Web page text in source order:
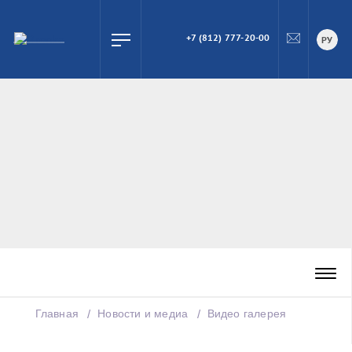
ПОИСК
+7 (812) 777-20-00 РУ
Главная Новости и медиа Видео галерея